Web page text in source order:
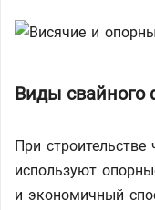
Виды свайного
При
используют
и экономичный